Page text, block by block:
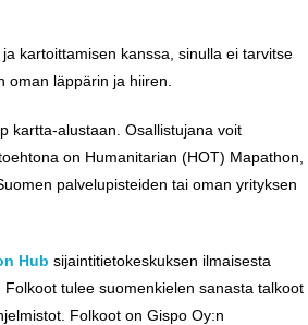
kartoittamisen kanssa, sinulla ei tarvitse
oman läppärin ja hiiren.
kartta-alustaan. Osallistujana voit
on Humanitarian (HOT) Mapathon,
palvelupisteiden tai oman yrityksen
Hub sijaintitietokeskuksen ilmaisesta
tulee suomenkielen sanasta talkoot
Folkoot on Gispo Oy:n